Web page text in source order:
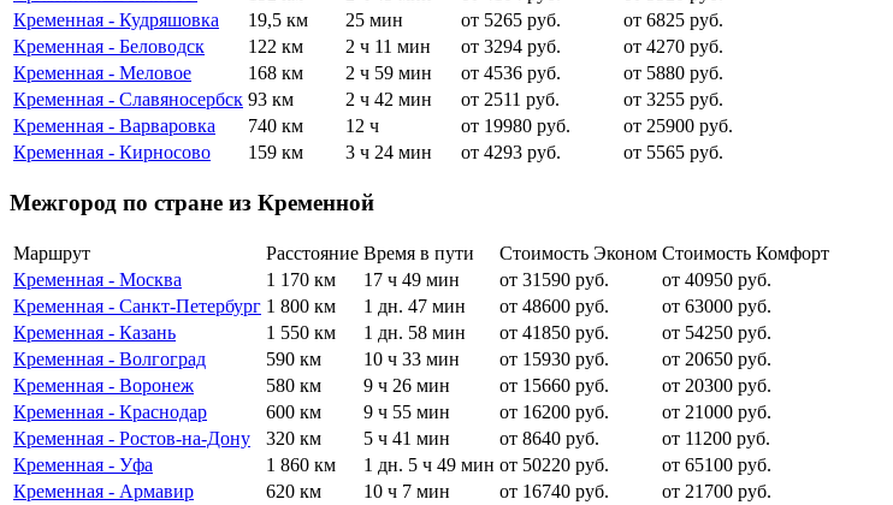
Кременная - Кудряшовка
19,5 км 25 мин от 5265 руб.
от 6825 руб.
Кременная - Беловодск
122 км 2 ч 11 мин от 3294 руб.
от 4270 руб.
Кременная - Меловое
168 км 2 ч 59 мин от 4536 руб.
от 5880 руб.
Кременная - Славяносербск 93 км 2 ч 42 мин от 2511 руб.
от 3255 руб.
Кременная - Варваровка
740 км 12 ч от 19980 руб.
от 25900 руб.
Кременная - Кирносово
159 км 3 ч 24 мин от 4293 руб. от 5565 руб.
Межгород по стране из Кременной
Маршрут Расстояние Время в пути Стоимость Эконом Стоимость Комфорт
Кременная - Москва
1 170 км 17 ч 49 мин от 31590 руб.
от 40950 руб.
Кременная - Санкт-Петербург 1 800 км 1 дн. 47 мин от 48600 руб.
от 63000 руб.
Кременная - Казань
1 550 км 1 дн. 58 мин от 41850 руб.
от 54250 руб.
Кременная - Волгоград
590 км 10 ч 33 мин от 15930 руб.
от 20650 руб.
Кременная - Воронеж
580 км 9 ч 26 мин от 15660 руб.
от 20300 руб.
Кременная - Краснодар
600 км 9 ч 55 мин от 16200 руб.
от 21000 руб.
Кременная - Ростов-на-Дону
320 км 5 ч 41 мин от 8640 руб.
от 11200 руб.
Кременная - Уфа
1 860 км 1 дн. 5 ч 49 мин от 50220 руб.
от 65100 руб.
Кременная - Армавир
620 км 10 ч 7 мин от 16740 руб.
от 21700 руб.